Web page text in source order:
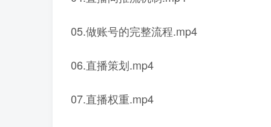
05.做账号的完整流程.mp4
06.直播策划.mp4
07.直播权重.mp4